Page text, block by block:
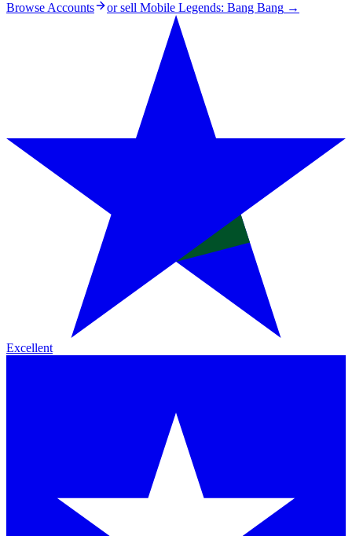
Browse Accounts or sell Mobile Legends: Bang Bang →
Excellent